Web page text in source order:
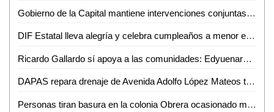
Gobierno de la Capital mantiene intervenciones conjuntas para evitar tiraderos clandestinos
DIF Estatal lleva alegría y celebra cumpleaños a menor en penal
Ricardo Gallardo sí apoya a las comunidades: Edyuenary Castillo Hernández
DAPAS repara drenaje de Avenida Adolfo López Mateos tras denuncia de familia afectada
Personas tiran basura en la colonia Obrera ocasionado malos olores en la zona